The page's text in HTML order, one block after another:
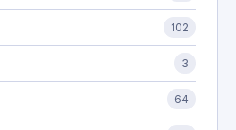
102
3
64